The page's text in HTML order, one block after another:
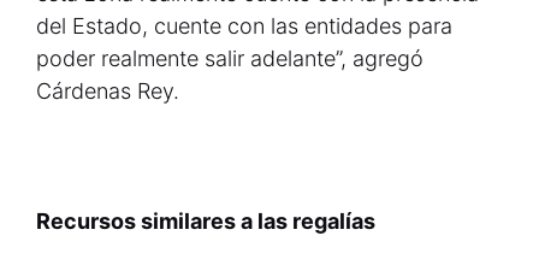
del Estado, cuente con las entidades para
poder realmente salir adelante”, agregó
Cárdenas Rey.
Recursos similares a las regalías